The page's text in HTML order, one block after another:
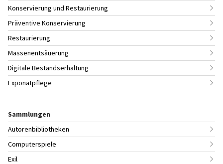
Konservierung und Restaurierung
Präventive Konservierung
Restaurierung
Massenentsäuerung
Digitale Bestandserhaltung
Exponatpflege
Sammlungen
Autorenbibliotheken
Computerspiele
Exil